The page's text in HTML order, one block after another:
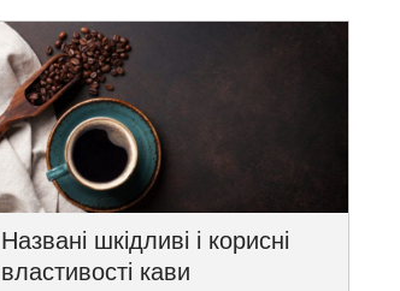
Названі шкідливі і корисні
властивості кави